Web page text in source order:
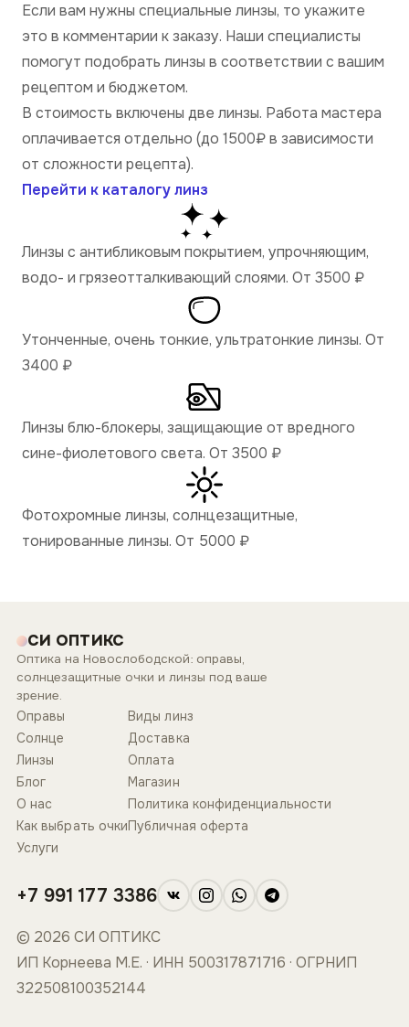
Если вам нужны специальные линзы, то укажите
это в комментарии к заказу. Наши специалисты
помогут подобрать линзы в соответствии с вашим
рецептом и бюджетом.
В стоимость включены две линзы. Работа мастера
оплачивается отдельно (до 1500₽ в зависимости
от сложности рецепта).
Перейти к каталогу линз
Линзы с антибликовым покрытием, упрочняющим,
водо- и грязеотталкивающий слоями. От 3500 ₽
Утонченные, очень тонкие, ультратонкие линзы. От
3400 ₽
Линзы блю-блокеры, защищающие от вредного
сине-фиолетового света. От 3500 ₽
Фотохромные линзы, солнцезащитные,
тонированные линзы. От 5000 ₽
СИ ОПТИКС
Оптика на Новослободской: оправы,
солнцезащитные очки и линзы под ваше
зрение.
Оправы
Солнце
Линзы
Блог
О нас
Как выбрать очки
Услуги
Виды линз
Доставка
Оплата
Магазин
Политика конфиденциальности
Публичная оферта
+7 991 177 3386
© 2026 СИ ОПТИКС
ИП Корнеева М.Е. · ИНН 500317871716 · ОГРНИП
322508100352144